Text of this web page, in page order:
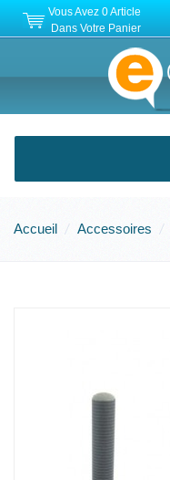
Vous Avez 0Article
Dans Votre Panier
Accueil Accessoires